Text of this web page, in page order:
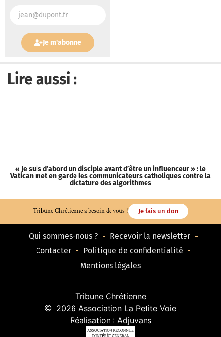
Je m'abonne
Lire aussi :
« Je suis d’abord un disciple avant d’être un influenceur » : le
Vatican met en garde les communicateurs catholiques contre la
dictature des algorithmes
Tribune Chrétienne a besoin de vous ! Je fais un don
Qui sommes-nous ?
Recevoir la newsletter
Contacter
Politique de confidentialité
Mentions légales
Tribune Chrétienne
2026 Association La Petite Voie
Réalisation : Adjuvans